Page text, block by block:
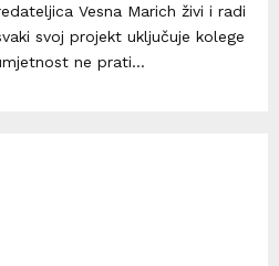
Vesna Marich živi i radi
svoj projekt uključuje kolege
ne prati...